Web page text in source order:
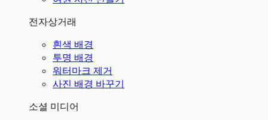
전자상거래
흰색 배경
투명 배경
워터마크 제거
사진 배경 바꾸기
소셜 미디어